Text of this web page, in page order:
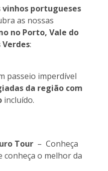
vinhos portugueses
as nossas
no Porto, Vale do
Verdes:
passeio imperdível
da região com
incluído.
Tour – Conheça
conheça o melhor da